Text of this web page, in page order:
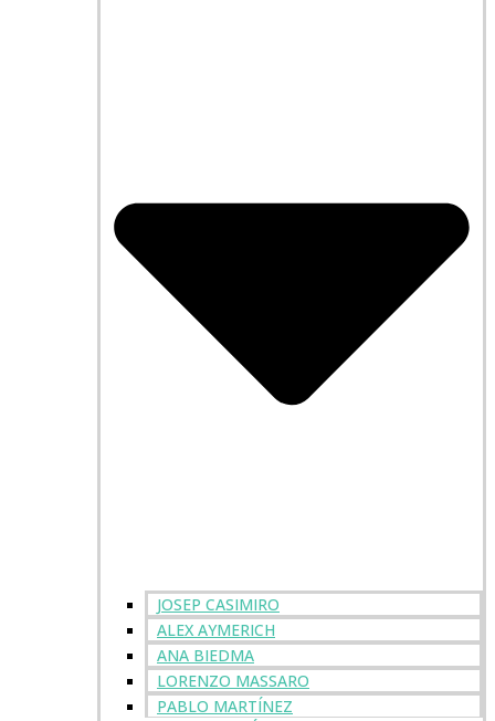
JOSEP CASIMIRO
ALEX AYMERICH
ANA BIEDMA
LORENZO MASSARO
PABLO MARTÍNEZ